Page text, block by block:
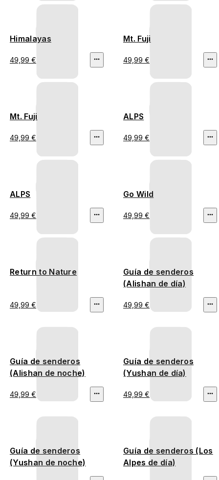
Himalayas
49,99 €
Mt. Fuji
49,99 €
Mt. Fuji
49,99 €
ALPS
49,99 €
ALPS
49,99 €
Go Wild
49,99 €
Return to Nature
49,99 €
Guía de senderos
(Alishan de día)
49,99 €
Guía de senderos
(Alishan de noche)
49,99 €
Guía de senderos
(Yushan de día)
49,99 €
Guía de senderos
(Yushan de noche)
Guía de senderos (Los
Alpes de día)